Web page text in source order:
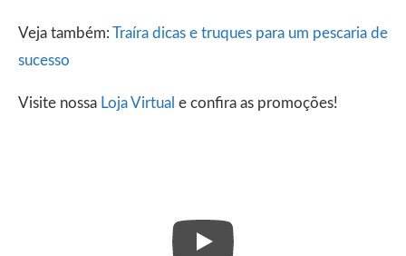
Veja também: Traíra dicas e truques para um pescaria de
sucesso
Visite nossa Loja Virtual e confira as promoções!